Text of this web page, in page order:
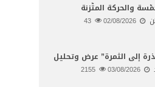
والحركة المتّزنة
02/08/2026
إلى الثمرة” عرض وتحليل
03/08/2026